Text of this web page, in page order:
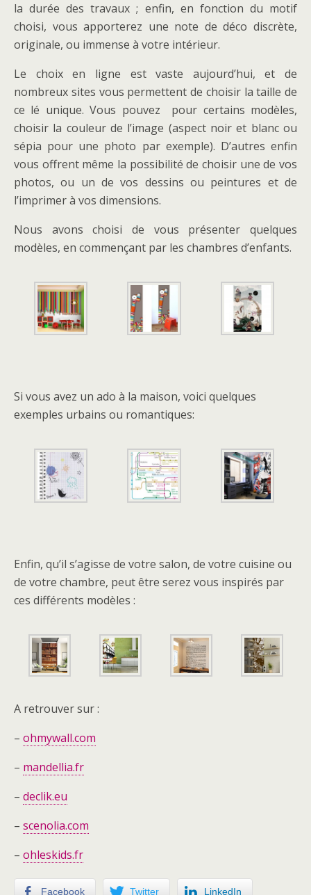
la durée des travaux ; enfin, en fonction du motif
choisi, vous apporterez une note de déco discrète,
originale, ou immense à votre intérieur.
Le choix en ligne est vaste aujourd’hui, et de
nombreux sites vous permettent de choisir la taille de
ce lé unique. Vous pouvez pour certains modèles,
choisir la couleur de l’image (aspect noir et blanc ou
sépia pour une photo par exemple). D’autres enfin
vous offrent même la possibilité de choisir une de vos
photos, ou un de vos dessins ou peintures et de
l’imprimer à vos dimensions.
Nous avons choisi de vous présenter quelques
modèles, en commençant par les chambres d’enfants.
Si vous avez un ado à la maison, voici quelques
exemples urbains ou romantiques:
Enfin, qu’il s’agisse de votre salon, de votre cuisine ou
de votre chambre, peut être serez vous inspirés par
ces différents modèles :
A retrouver sur :
– ohmywall.com
– mandellia.fr
– declik.eu
– scenolia.com
– ohleskids.fr
Facebook Twitter LinkedIn